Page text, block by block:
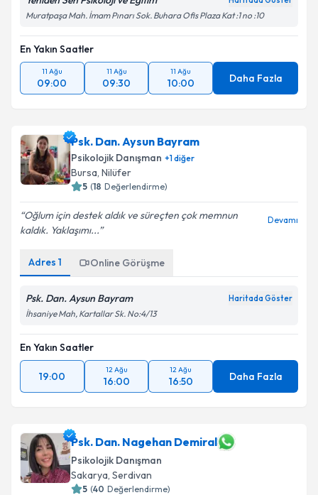
Muratpaşa Mah. İmam Pınarı Sok. Buhara Ofis Plaza Kat :1 no :10
En Yakın Saatler
11 Ağu
09:00
11 Ağu
09:30
11 Ağu
10:00 Daha Fazla
Psk. Dan. Aysun Bayram
Psikolojik Danışman +1diğer
Bursa, Nilüfer
5 (18 Değerlendirme)
Oğlum için destek aldık ve süreçten çok memnun
kaldık. Yaklaşımı...
Devamı
Adres 1 Online Görüşme
Psk. Dan. Aysun Bayram Haritada Göster
İhsaniye Mah, Kartallar Sk. No:4/13
En Yakın Saatler
19:00
12 Ağu
16:00
12 Ağu
16:50 Daha Fazla
Psk. Dan. Nagehan Demiral
Psikolojik Danışman
Sakarya, Serdivan
5 (40 Değerlendirme)